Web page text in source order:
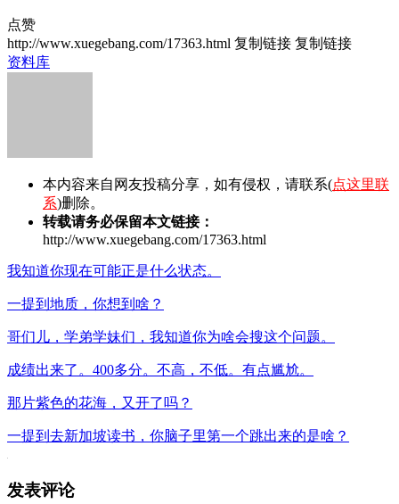
点赞
http://www.xuegebang.com/17363.html 复制链接 复制链接
资料库
本内容来自网友投稿分享，如有侵权，请联系(点这里联
系)删除。
转载请务必保留本文链接：
http://www.xuegebang.com/17363.html
我知道你现在可能正是什么状态。
一提到地质，你想到啥？
哥们儿，学弟学妹们，我知道你为啥会搜这个问题。
成绩出来了。400多分。不高，不低。有点尴尬。
那片紫色的花海，又开了吗？
一提到去新加坡读书，你脑子里第一个跳出来的是啥？
发表评论